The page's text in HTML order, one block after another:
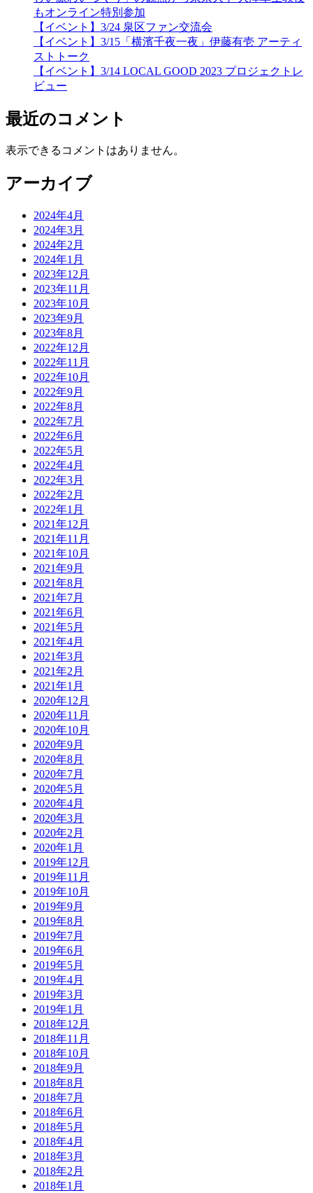
もオンライン特別参加
【イベント】3/24 泉区ファン交流会
【イベント】3/15「横濱千夜一夜」伊藤有壱 アーティ
ストトーク
【イベント】3/14 LOCAL GOOD 2023 プロジェクトレ
ビュー
最近のコメント
表示できるコメントはありません。
アーカイブ
2024年4月
2024年3月
2024年2月
2024年1月
2023年12月
2023年11月
2023年10月
2023年9月
2023年8月
2022年12月
2022年11月
2022年10月
2022年9月
2022年8月
2022年7月
2022年6月
2022年5月
2022年4月
2022年3月
2022年2月
2022年1月
2021年12月
2021年11月
2021年10月
2021年9月
2021年8月
2021年7月
2021年6月
2021年5月
2021年4月
2021年3月
2021年2月
2021年1月
2020年12月
2020年11月
2020年10月
2020年9月
2020年8月
2020年7月
2020年5月
2020年4月
2020年3月
2020年2月
2020年1月
2019年12月
2019年11月
2019年10月
2019年9月
2019年8月
2019年7月
2019年6月
2019年5月
2019年4月
2019年3月
2019年1月
2018年12月
2018年11月
2018年10月
2018年9月
2018年8月
2018年7月
2018年6月
2018年5月
2018年4月
2018年3月
2018年2月
2018年1月